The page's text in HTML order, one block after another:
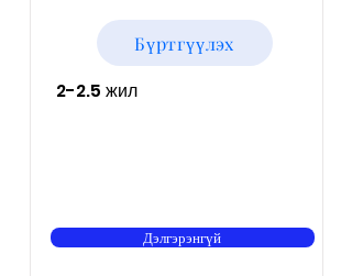
Бүртгүүлэх
2-2.5 жил
Дэлгэрэнгүй